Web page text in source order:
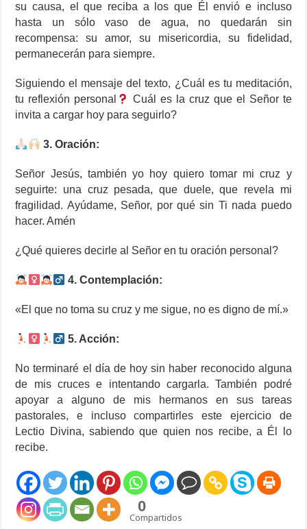
su causa, el que reciba a los que Él envió e incluso
hasta un sólo vaso de agua, no quedarán sin
recompensa: su amor, su misericordia, su fidelidad,
permanecerán para siempre.
Siguiendo el mensaje del texto, ¿Cuál es tu meditación,
tu reflexión personal
Cuál es la cruz que el Señor te
invita a cargar hoy para seguirlo?
3. Oración:
Señor Jesús, también yo hoy quiero tomar mi cruz y
seguirte: una cruz pesada, que duele, que revela mi
fragilidad. Ayúdame, Señor, por qué sin Ti nada puedo
hacer. Amén
¿Qué quieres decirle al Señor en tu oración personal?
4. Contemplación:
«El que no toma su cruz y me sigue, no es digno de mí.»
5. Acción:
No terminaré el día de hoy sin haber reconocido alguna
de mis cruces e intentando cargarla. También podré
apoyar a alguno de mis hermanos en sus tareas
pastorales, e incluso compartirles este ejercicio de
Lectio Divina, sabiendo que quien nos recibe, a Él lo
recibe.
0
Compartidos